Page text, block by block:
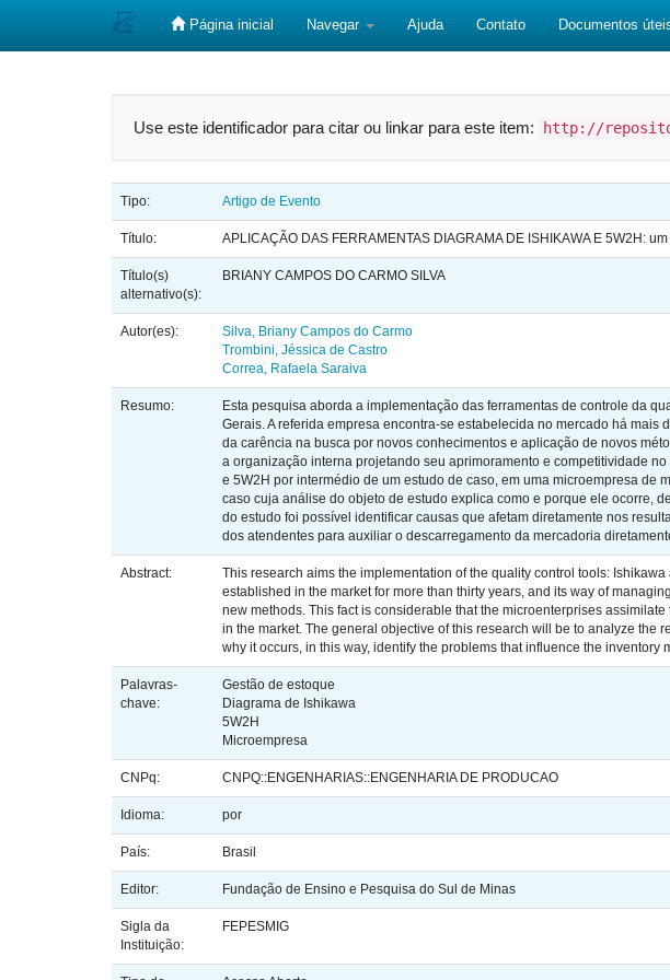
Página inicial Navegar Ajuda Contato Documentos
Use este identificador para citar ou linkar para este item: http://
Tipo: Artigo de Evento
Título: APLICAÇÃO DAS FERRAMENTAS DIAGRAMA DE ISHIKAWA E 5W2H:
Título(s)
alternativo(s):
BRIANY CAMPOS DO CARMO SILVA
Autor(es):
Silva, Briany Campos do Carmo
Trombini, Jéssica de Castro
Correa, Rafaela Saraiva
Resumo:
Esta pesquisa aborda a implementação das ferramentas de controle da
Gerais. A referida empresa encontra-se estabelecida no mercado há
da carência na busca por novos conhecimentos e aplicação de novos
a organização interna projetando seu aprimoramento e competitividade
e 5W2H por intermédio de um estudo de caso, em uma microempresa de
caso cuja análise do objeto de estudo explica como e porque ele ocorre,
do estudo foi possível identificar causas que afetam diretamente nos
dos atendentes para auxiliar o descarregamento da mercadoria
Abstract:
This research aims the implementation of the quality control tools:
established in the market for more than thirty years, and its way of
new methods. This fact is considerable that the microenterprises
in the market. The general objective of this research will be to analyze the
why it occurs, in this way, identify the problems that influence the
Palavras-
chave:
Gestão de estoque
Diagrama de Ishikawa
5W2H
Microempresa
CNPq: CNPQ::ENGENHARIAS::ENGENHARIA DE PRODUCAO
Idioma: por
País: Brasil
Editor: Fundação de Ensino e Pesquisa do Sul de Minas
Sigla da
Instituição:
FEPESMIG